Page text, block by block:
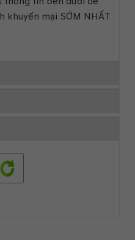
khuyến mại SỚM NHẤT